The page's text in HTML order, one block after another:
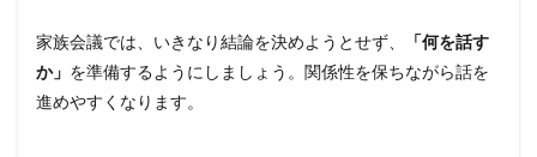
家族会議では、いきなり結論を決めようとせず、
「何を話す
か」 を準備するようにしましょう。関係性を保ちながら話を
進めやすくなります。